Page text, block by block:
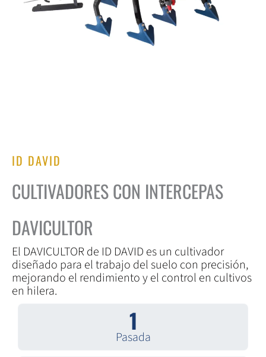
ID DAVID
CULTIVADORES CON INTERCEPAS
DAVICULTOR
El DAVICULTOR de ID DAVID es un cultivador
diseñado para el trabajo del suelo con precisión,
mejorando el rendimiento y el control en cultivos
en hilera.
1
Pasada